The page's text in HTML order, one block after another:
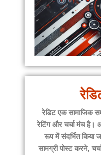
रेडिटएक सामाजिक
रेटिंग और चर्चा मंच
रूप में संदर्भित किया
सामग्री पोस्ट करने,